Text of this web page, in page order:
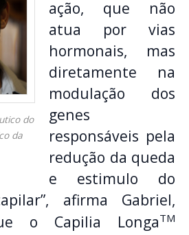
do
da
ação, que não
atua por vias
hormonais, mas
diretamente na
modulação dos
genes
responsáveis pela
redução da queda
e estimulo do
afirma Gabriel,
o Capilia LongaTM